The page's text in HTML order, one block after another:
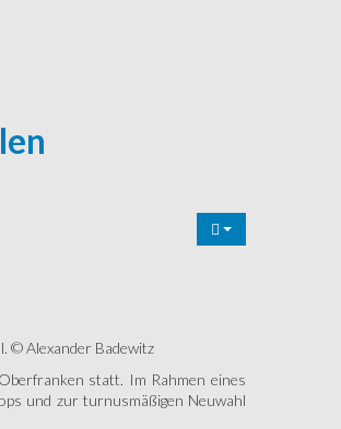
© Alexander Badewitz
statt. Im Rahmen eines
und zur turnusmäßigen Neuwahl